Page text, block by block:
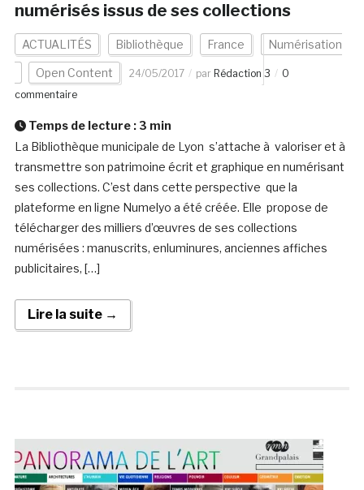
numérisés issus de ses collections
ACTUALITÉS Bibliothèque France Numérisation
Open Content 24/05/2017 par Rédaction 3
0
commentaire
Temps de lecture : 3 min
La Bibliothèque municipale de Lyon s’attache à valoriser et à
transmettre son patrimoine écrit et graphique en numérisant
ses collections. C’est dans cette perspective que la
plateforme en ligne Numelyo a été créée. Elle propose de
télécharger des milliers d’œuvres de ses collections
numérisées : manuscrits, enluminures, anciennes affiches
publicitaires, […]
Lire la suite →